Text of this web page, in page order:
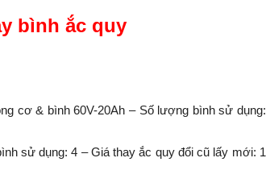
bình ắc quy
cơ & bình 60V-20Ah – Số lượng bình sử dụng:
sử dụng: 4 – Giá thay ắc quy đổi cũ lấy mới: 1